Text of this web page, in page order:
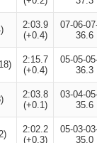
2:03.9
(+0.4)
07-06-
36.6
2:15.7
(+0.4)
05-05-
36.3
2:03.8
(+0.1)
03-04-
35.6
2:02.2
(+0.3)
05-03-
35.0